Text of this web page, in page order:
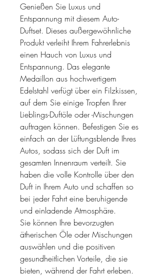
Genießen Sie Luxus und
Entspannung mit diesem Auto-
Duftset. Dieses außergewöhnliche
Produkt verleiht Ihrem Fahrerlebnis
einen Hauch von Luxus und
Entspannung. Das elegante
Medaillon aus hochwertigem
Edelstahl verfügt über ein Filzkissen,
auf dem Sie einige Tropfen Ihrer
Lieblings-Duftöle oder -Mischungen
auftragen können. Befestigen Sie es
einfach an der Lüftungsblende Ihres
Autos, sodass sich der Duft im
gesamten Innenraum verteilt. Sie
haben die volle Kontrolle über den
Duft in Ihrem Auto und schaffen so
bei jeder Fahrt eine beruhigende
und einladende Atmosphäre.
Sie können Ihre bevorzugten
ätherischen Öle oder Mischungen
auswählen und die positiven
gesundheitlichen Vorteile, die sie
bieten, während der Fahrt erleben.